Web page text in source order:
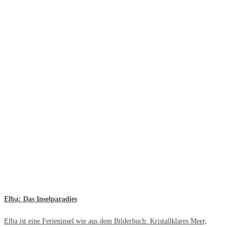
Elba: Das Inselparadies
Elba ist eine Ferieninsel wie aus dem Bilderbuch: Kristallklares Meer,